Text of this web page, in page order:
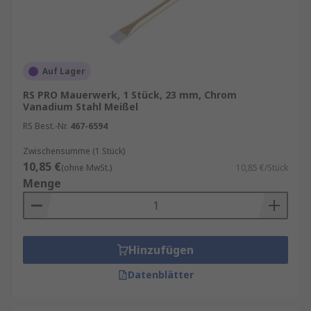
Verwendungszweck: Überlegen Sie sich
vor dem Kauf, wofür Sie den Meißel
spezialisierte Modelle, die besser auf Ihre
Anforderungen abgestimmt sind.
Auf Lager
RS PRO Mauerwerk, 1 Stück, 23 mm, Chrom
Vanadium Stahl Meißel
RS Best.-Nr. 467-6594
Zwischensumme (1 Stück)
10,85 €(ohne MwSt.) 10,85 €/Stück
Menge
Hinzufügen
Datenblätter